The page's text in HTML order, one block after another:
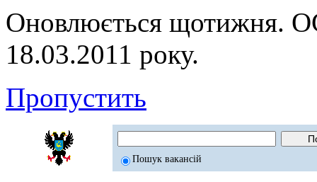
Оновлюється
18.03.2011 року.
Пропустить
Пошук вакансій